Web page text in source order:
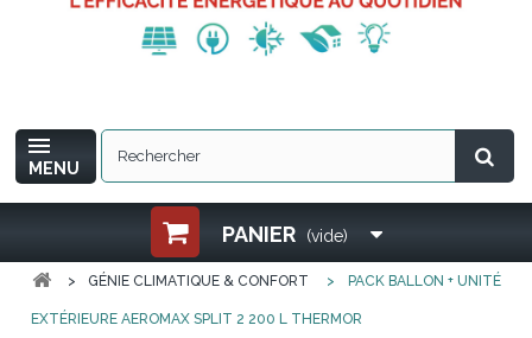
PANIER (vide)
MENU
> GÉNIE CLIMATIQUE & CONFORT > PACK BALLON + UNITÉ
EXTÉRIEURE AEROMAX SPLIT 2 200 L THERMOR